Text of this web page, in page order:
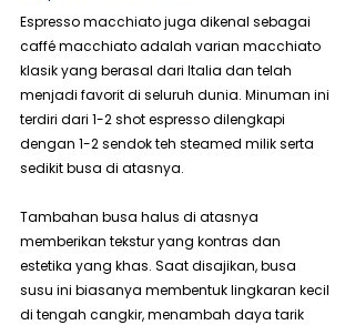
Espresso macchiato juga dikenal sebagai
caffé macchiato adalah varian macchiato
klasik yang berasal dari Italia dan telah
menjadi favorit di seluruh dunia. Minuman ini
terdiri dari 1-2 shot espresso dilengkapi
dengan 1-2 sendok teh steamed milik serta
sedikit busa di atasnya.
Tambahan busa halus di atasnya
memberikan tekstur yang kontras dan
estetika yang khas. Saat disajikan, busa
susu ini biasanya membentuk lingkaran kecil
di tengah cangkir, menambah daya tarik